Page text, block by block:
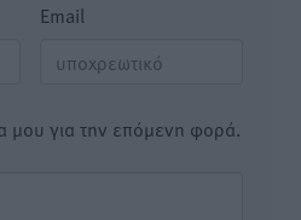
Email
μου για την επόμενη φορά.